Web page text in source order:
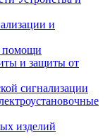
и
помощи
и защиты от
сигнализации
изделий